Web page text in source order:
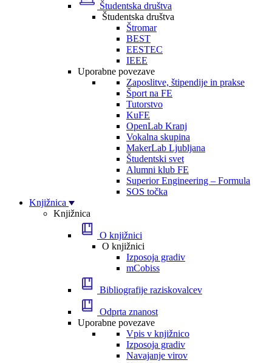
Študentska društva
Študentska društva
Štromar
BEST
EESTEC
IEEE
Uporabne povezave
Zaposlitve, štipendije in prakse
Šport na FE
Tutorstvo
KuFE
OpenLab Kranj
Vokalna skupina
MakerLab Ljubljana
Študentski svet
Alumni klub FE
Superior Engineering – Formula
SOS točka
Knjižnica
Knjižnica
O knjižnici
O knjižnici
Izposoja gradiv
mCobiss
Bibliografije raziskovalcev
Odprta znanost
Uporabne povezave
Vpis v knjižnico
Izposoja gradiv
Navajanje virov